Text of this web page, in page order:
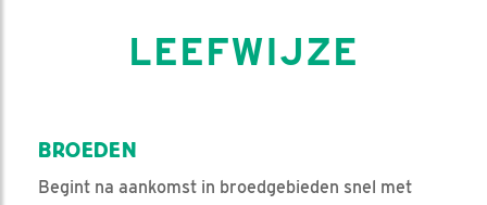
LEEFWIJZE
BROEDEN
Begint na aankomst in broedgebieden snel met